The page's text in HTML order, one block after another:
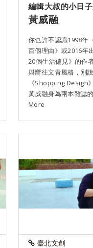
編輯大叔的小日
黃威融
你也許不認識1998年
百個理由》或2016年
20個生活偏見》的作
與嚮往文青風格，別
《Shopping Design
黃威融身為兩本雜誌
More
臺北文創